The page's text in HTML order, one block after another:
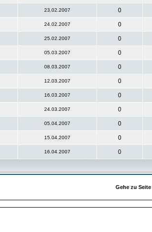
23.02.2007 0
24.02.2007 0
25.02.2007 0
05.03.2007 0
08.03.2007 0
12.03.2007 0
16.03.2007 0
24.03.2007 0
05.04.2007 0
15.04.2007 0
16.04.2007 0
Gehe zu Seite